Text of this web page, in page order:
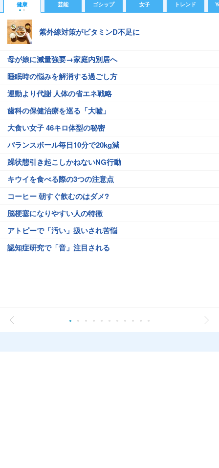
健康 芸能 ゴシップ 女子 トレンド
紫外線対策がビタミンD不足に
母が娘に減量強要→家庭内別居へ
睡眠時の悩みを解消する過ごし方
運動より代謝 人体の省エネ戦略
歯科の保健治療を巡る「大嘘」
大食い女子 46キロ体型の秘密
バランスボール毎日10分で20kg減
躁状態引き起こしかねないNG行動
キウイを食べる際の3つの注意点
コーヒー 朝すぐ飲むのはダメ?
脳梗塞になりやすい人の特徴
アトピーで「汚い」扱いされ苦悩
認知症研究で「音」注目される